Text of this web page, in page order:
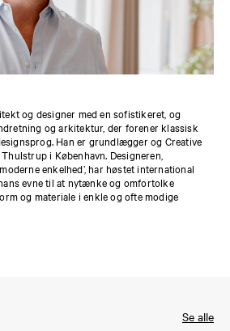
og designer med en sofistikeret, og
og arkitektur, der forener klassisk
Han er grundlægger og Creative
i København. Designeren,
enkelhed’, har høstet international
evne til at nytænke og omfortolke
og materiale i enkle og ofte modige
Se alle